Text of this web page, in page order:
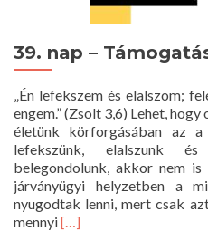
39. nap –
„Én lefekszem és elalszom;
engem.” (Zsolt 3,6) Lehet,
életünk körforgásában az
lefekszünk, elalszunk
belegondolunk, akkor nem
járványügyi helyzetben a
nyugodtak lenni, mert csak
mennyiRead
[…]